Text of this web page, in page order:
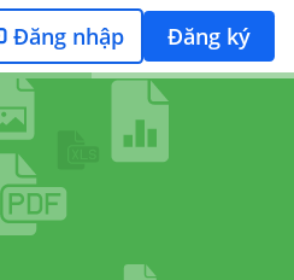
Đăng nhập Đăng ký